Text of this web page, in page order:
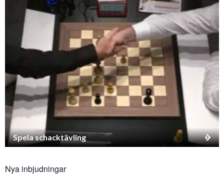
Spela schacktävling
Nya inbjudningar